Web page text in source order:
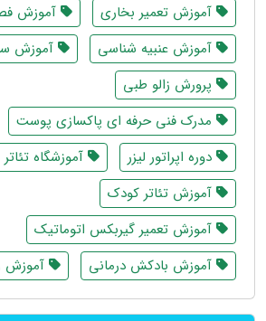
آموزش تعمیر بخاری
آموزش
آموزش عنبیه شناسی
آموزش
پرورش زالو طبی
مدرک فنی حرفه ای پاکسازی پوست
دوره اپراتور لیزر
آموزشگاه تئاتر
آموزش تئاتر کودک
آموزش تعمیر گیربکس اتوماتیک
آموزش بادکش درمانی
آموزش